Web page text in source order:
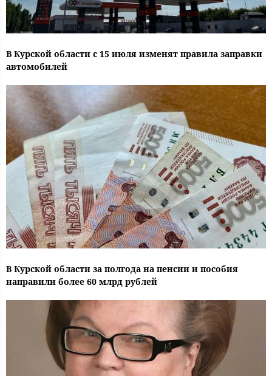
В Курской области с 15 июля изменят правила заправки
автомобилей
В Курской области за полгода на пенсии и пособия
направили более 60 млрд рублей